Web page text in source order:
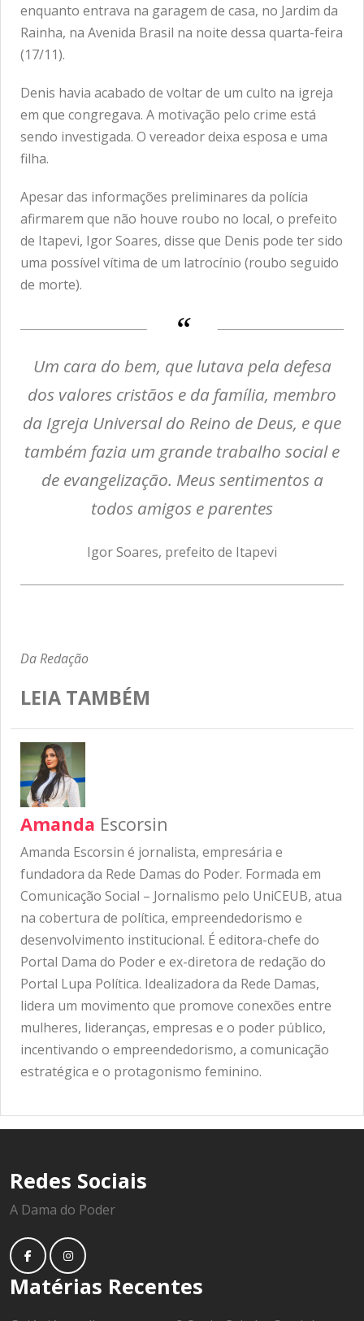
enquanto entrava na garagem de casa, no Jardim da
Rainha, na Avenida Brasil na noite dessa quarta-feira
(17/11).
Denis havia acabado de voltar de um culto na igreja
em que congregava. A motivação pelo crime está
sendo investigada. O vereador deixa esposa e uma
filha.
Apesar das informações preliminares da polícia
afirmarem que não houve roubo no local, o prefeito
de Itapevi, Igor Soares, disse que Denis pode ter sido
uma possível vítima de um latrocínio (roubo seguido
de morte).
Um cara do bem, que lutava pela defesa
dos valores cristãos e da família, membro
da Igreja Universal do Reino de Deus, e que
também fazia um grande trabalho social e
de evangelização. Meus sentimentos a
todos amigos e parentes
Igor Soares, prefeito de Itapevi
Da Redação
LEIA TAMBÉM
Amanda Escorsin
Amanda Escorsin é jornalista, empresária e
fundadora da Rede Damas do Poder. Formada em
Comunicação Social – Jornalismo pelo UniCEUB, atua
na cobertura de política, empreendedorismo e
desenvolvimento institucional. É editora-chefe do
Portal Dama do Poder e ex-diretora de redação do
Portal Lupa Política. Idealizadora da Rede Damas,
lidera um movimento que promove conexões entre
mulheres, lideranças, empresas e o poder público,
incentivando o empreendedorismo, a comunicação
estratégica e o protagonismo feminino.
Redes Sociais
A Dama do Poder
Matérias Recentes